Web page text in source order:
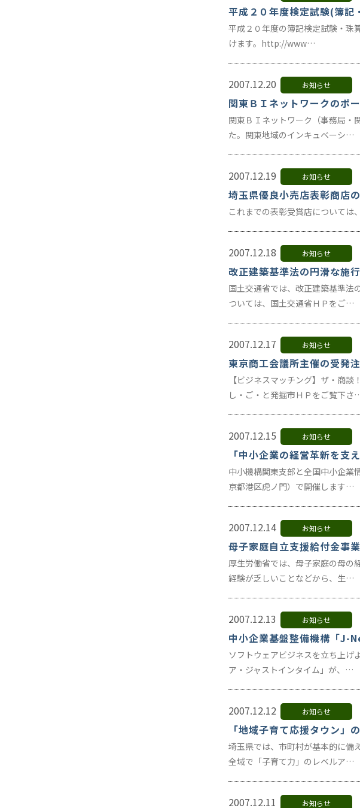
平成２０年度検定試験(簿記
平成２０年度の簿記検定試験・珠
けます。http://www…
2007.12.20 お知らせ
関東ＢＩネットワークのポ
関東ＢＩネットワーク（事務局・
た。関東地域のインキュベーシ…
2007.12.19 お知らせ
埼玉県優良小売店表彰商店
これまでの表彰受賞店について
2007.12.18 お知らせ
改正建築基準法の円滑な施
国土交通省では、改正建築基準法
ついては、国土交通省ＨＰをご…
2007.12.17 お知らせ
東京商工会議所主催の受発
【ビジネスマッチング】ザ・商
し・ご・と発掘市ＨＰをご覧下さ
2007.12.15 お知らせ
「中小企業の経営革新を支
中小機構関東支部と全国中小企業
京都港区虎ノ門）で開催します…
2007.12.14 お知らせ
母子家庭自立支援給付金事
厚生労働省では、母子家庭の母の
経験が乏しいことなどから、生…
2007.12.13 お知らせ
中小企業基盤整備機構「J-
ソフトウェアビジネスを立ち上げ
ア・ジャストインタイム」が、…
2007.12.12 お知らせ
「地域子育て応援タウン」
埼玉県では、市町村が基本的に備
全域で「子育て力」のレベルア…
2007.12.11 お知らせ